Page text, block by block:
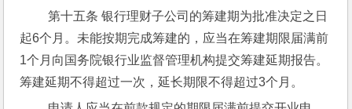
第十五条 银行理财子公司的筹建期为批准决定之日
起6个月。未能按期完成筹建的，应当在筹建期限届满前
1个月向国务院银行业监督管理机构提交筹建延期报告。
筹建延期不得超过一次，延长期限不得超过3个月。